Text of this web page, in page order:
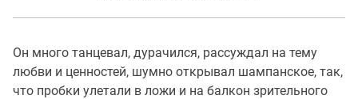
Он много танцевал, дурачился, рассуждал на тему
любви и ценностей, шумно открывал шампанское, так,
что пробки улетали в ложи и на балкон зрительного